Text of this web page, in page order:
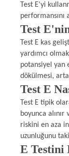
Test E'yi
performansını
Test
Test E kas
yardımcı
potansiyel yan
dökülmesi,
Test E
Test E tipik
boyunca
riskini en aza
uzunluğunu
E Testini